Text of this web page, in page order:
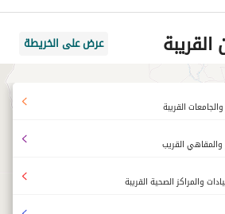
عرض على الخريطة
القريبة
القريب
والمراكز الصحية القريبة